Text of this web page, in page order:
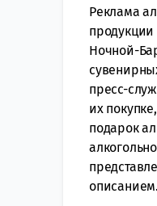
Реклама
продукции
Ночной-
пресс-
их
подарок